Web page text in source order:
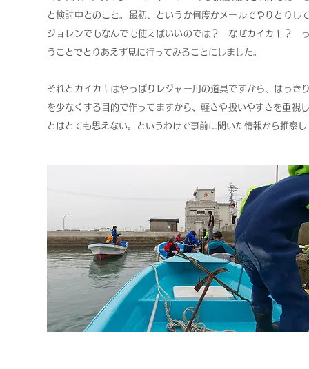
と検討中とのこと。最初、というか何度かメールでやりとり
ジョレンでもなんでも使えばいいのでは？ なぜカイカキ？
うことでとりあえず見に行ってみることにしました。
それとカイカキはやっぱりレジャー用の道具ですから、はっ
を少なくする目的で作ってますから、軽さや扱いやすさを重
とはとても思えない。というわけで事前に聞いた情報から推察